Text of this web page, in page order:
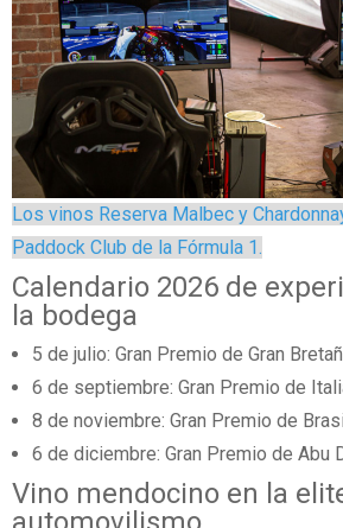
Los vinos Reserva Malbec y
Paddock Club de la Fórmula 1.
Calendario 2026 de
la bodega
5 de julio: Gran Premio de Gran
6 de septiembre: Gran Premio de
8 de noviembre: Gran Premio de
6 de diciembre: Gran Premio de Abu
Vino mendocino en la